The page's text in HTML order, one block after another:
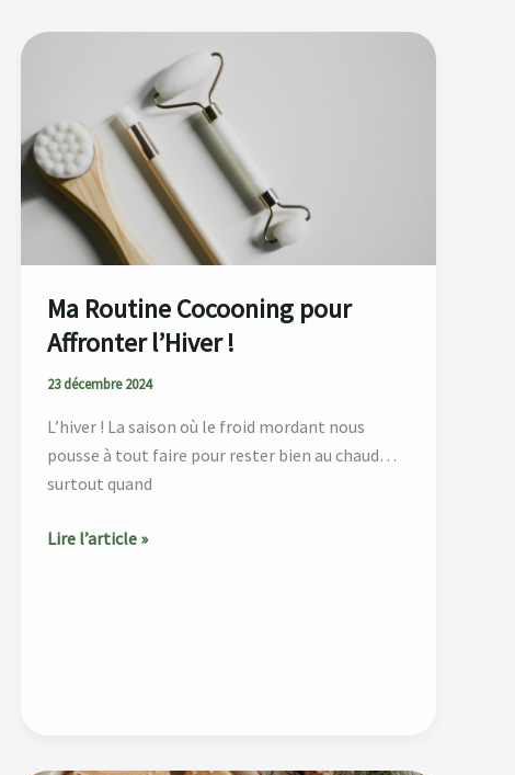
Ma Routine Cocooning pour
Affronter l’Hiver !
23 décembre 2024
L’hiver ! La saison où le froid mordant nous
pousse à tout faire pour rester bien au chaud…
surtout quand
pour
Affronter
l’Hiver
!
Lire l’article »